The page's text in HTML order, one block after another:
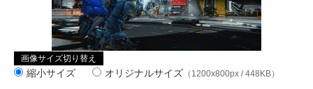
画像サイズ切り替え
縮小サイズ オリジナルサイズ （1200x800px / 448KB）